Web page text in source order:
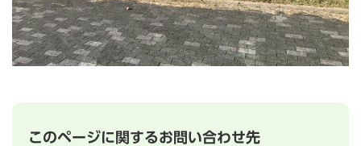
このページに関するお問い合わせ先